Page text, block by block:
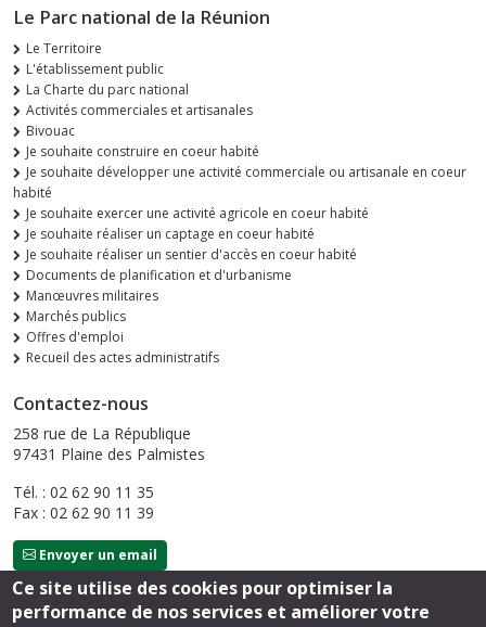
Le Parc national de la Réunion
Le Territoire
L'établissement public
La Charte du parc national
Activités commerciales et artisanales
Bivouac
Je souhaite construire en coeur habité
Je souhaite développer une activité commerciale ou artisanale en coeur
habité
Je souhaite exercer une activité agricole en coeur habité
Je souhaite réaliser un captage en coeur habité
Je souhaite réaliser un sentier d'accès en coeur habité
Documents de planification et d'urbanisme
Manœuvres militaires
Marchés publics
Offres d'emploi
Recueil des actes administratifs
Contactez-nous
258 rue de La République
97431 Plaine des Palmistes
Tél. : 02 62 90 11 35
Fax : 02 62 90 11 39
Envoyer un email
Ce site utilise des cookies pour optimiser la
performance de nos services et améliorer votre